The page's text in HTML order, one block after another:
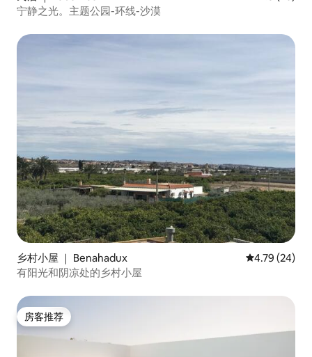
宁静之光。主题公园-环线-沙漠
乡村小屋 ｜ Benahadux 平均评分
4.79 (24)
有阳光和阴凉处的乡村小屋
房客推荐
房客推荐